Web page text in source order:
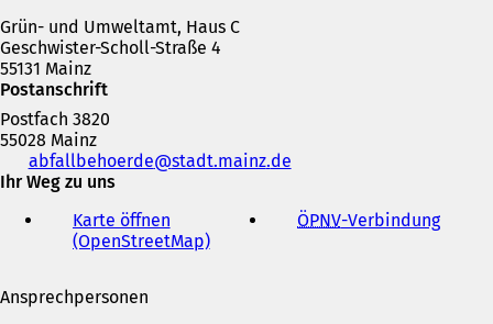
Grün- und Umweltamt, Haus C
Geschwister-Scholl-Straße 4
55131 Mainz
Postanschrift
Postfach 3820
55028 Mainz
Telefon,
Fax
abfallbehoerde stadt.mainz de
Ihr Weg zu uns
Karte öffnen
(OpenStreetMap)(
ÖPNV-Verbindung(
Ansprechpersonen